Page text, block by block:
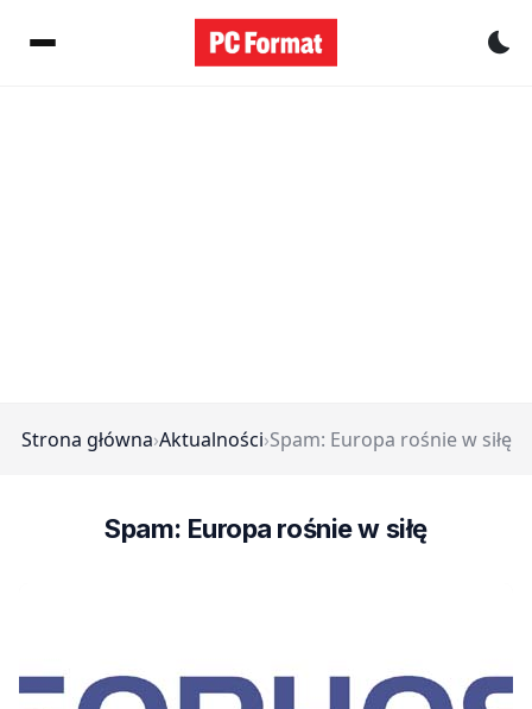
Strona główna›Aktualności›Spam: Europa rośnie w siłę
Spam: Europa rośnie w siłę